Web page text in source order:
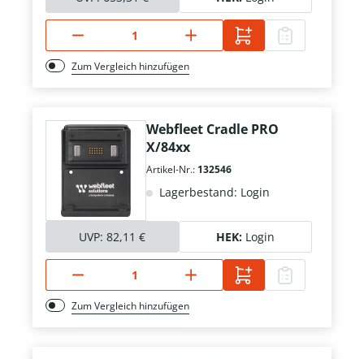
Zum Vergleich hinzufügen
Webfleet Cradle PRO
X/84xx
Artikel-Nr.: 132546
Lagerbestand: Login
UVP: 82,11 € HEK: Login
Zum Vergleich hinzufügen